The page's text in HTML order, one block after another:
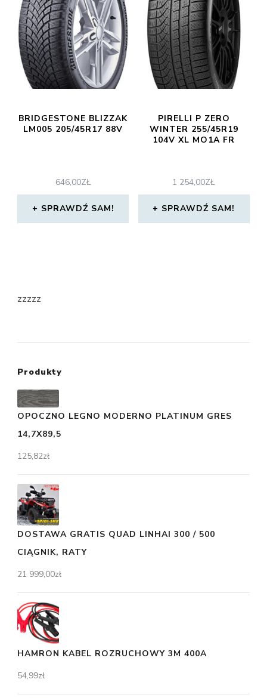
BRIDGESTONE BLIZZAK
LM005 205/45R17 88V
646,00ZŁ
SPRAWDŹ SAM!
PIRELLI P ZERO
WINTER 255/45R19
104V XL MO1A FR
1 254,00ZŁ
SPRAWDŹ SAM!
zzzzz
Produkty
OPOCZNO LEGNO MODERNO PLATINUM GRES
14,7X89,5
125,82zł
DOSTAWA GRATIS QUAD LINHAI 300 / 500
CIĄGNIK, RATY
21 999,00zł
HAMRON KABEL ROZRUCHOWY 3M 400A
54,99zł